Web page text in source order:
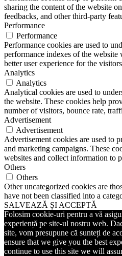
sharing the content of the website
feedbacks, and other third-party
Performance
Performance
Performance cookies are used to
performance indexes of the
better user experience for the
Analytics
Analytics
Analytical cookies are used to
the website. These cookies help
number of visitors, bounce rate,
Advertisement
Advertisement
Advertisement cookies are used to
and marketing campaigns. These
websites and collect information to
Others
Others
Other uncategorized cookies are
have not been classified into a
SALVEAZĂ ȘI ACCEPTĂ
Folosim cookie-uri pentru a vă
experiență pe site-ul nostru web.
site, vom presupune că sunteți de
ensure that we give you the best
continue to use this site we will